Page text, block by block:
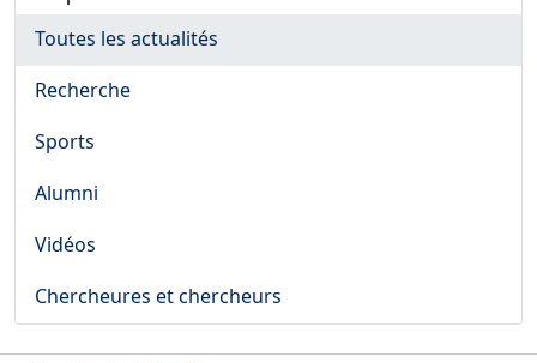
Toutes les actualités
Recherche
Sports
Alumni
Vidéos
Chercheures et chercheurs